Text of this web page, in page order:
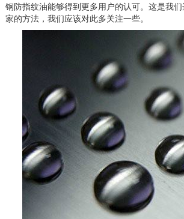
钢防指纹油能够得到更多用户的认可。这是我
家的方法，我们应该对此多关注一些。